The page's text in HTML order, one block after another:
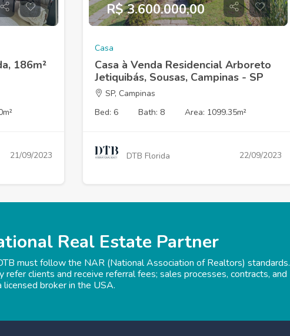
186m²
21/09/2023
R$ 3.600.000,00
Casa
Casa à Venda Residencial Arboreto
Jetiquibás, Sousas, Campinas - SP
SP, Campinas
Bed: 6
Bath: 8 Area: 1099.35m²
DTB Florida 22/09/2023
Real Estate Partner
must follow the NAR (National Association of Realtors) standards.
refer clients and receive referral fees; sales processes, contracts, and
broker in the USA.